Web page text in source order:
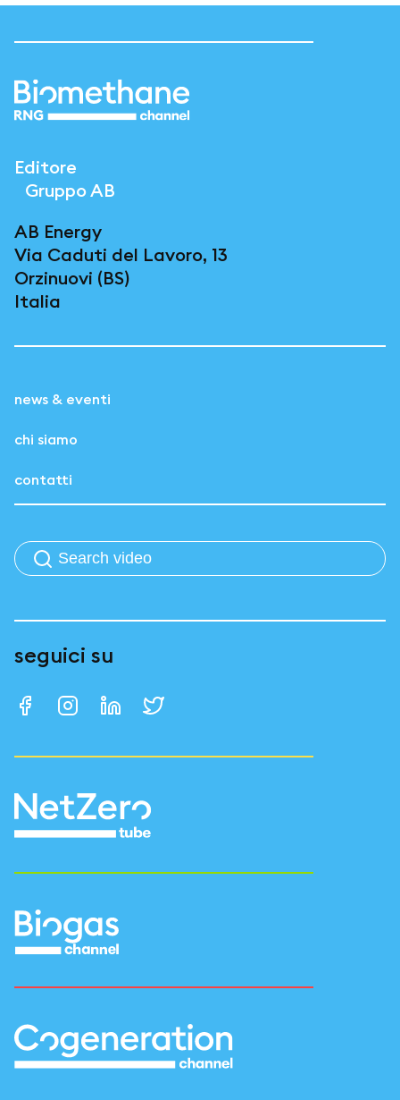
Editore
Gruppo AB
AB Energy
Via Caduti del Lavoro, 13
Orzinuovi (BS)
Italia
news & eventi
chi siamo
contatti
seguici su